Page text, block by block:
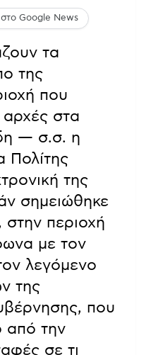
στο Google News
τα
της
που
αρχές στα
— σ.σ. η
Πολίτης
της
σημειώθηκε
περιοχή
με τον
λεγόμενο
της
που
από την
σε τι